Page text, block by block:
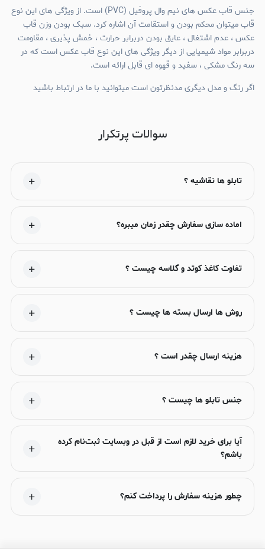
جنس قاب عکس های نیم وال پروفیل (PVC) است. از ویژگی های این نوع
قاب میتوان محکم بودن و استقامت آن اشاره کرد. سبک بودن وزن قاب
عکس ، عدم اشتغال ، عایق بودن دربرابر حرارت ، خمش پذیری ، مقاومت
دربرابر مواد شیمیایی از دیگر ویژگی های این نوع قاب عکس است که در
سه رنگ مشکی ، سفید و قهوه ای قابل ارائه است.
اگر رنگ و مدل دیگری مدنظرتون است میتوانید با ما در ارتباط باشید
سوالات پرتکرار
تابلو ها نقاشیه ؟
اماده سازی سفارش چقدر زمان میبره؟
تفاوت کاغذ کوتد و گلاسه چیست ؟
روش ها ارسال بسته ها چیست ؟
هزینه ارسال چقدر است ؟
جنس تابلو ها چیست ؟
آیا برای خرید لازم است از قبل در وبسایت ثبت‌نام کرده
باشم؟
چطور هزینه سفارش را پرداخت کنم؟